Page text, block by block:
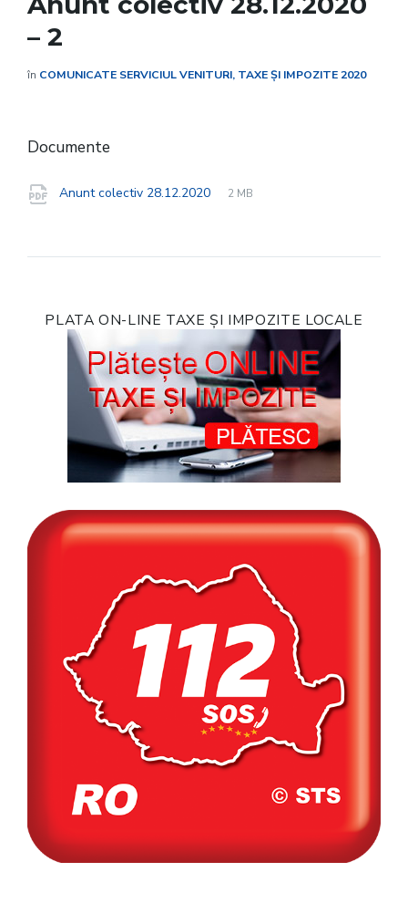
– 2
în COMUNICATE SERVICIUL VENITURI, TAXE ȘI IMPOZITE 2020
Documente
Anunt colectiv 28.12.2020
File
pdf
File
2 MB
PLATA ON-LINE TAXE ȘI IMPOZITE LOCALE